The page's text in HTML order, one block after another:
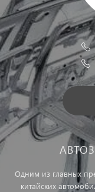
Одним из главных
китайских